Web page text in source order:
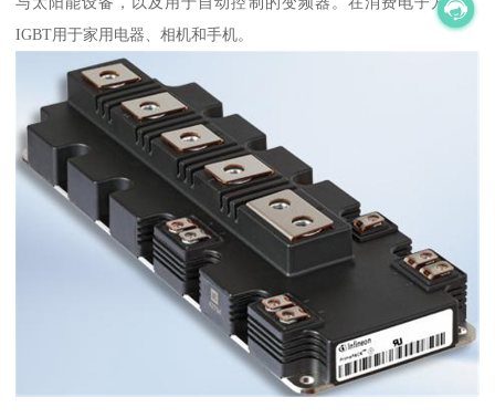
IGBT用于家用电器、相机和手机。